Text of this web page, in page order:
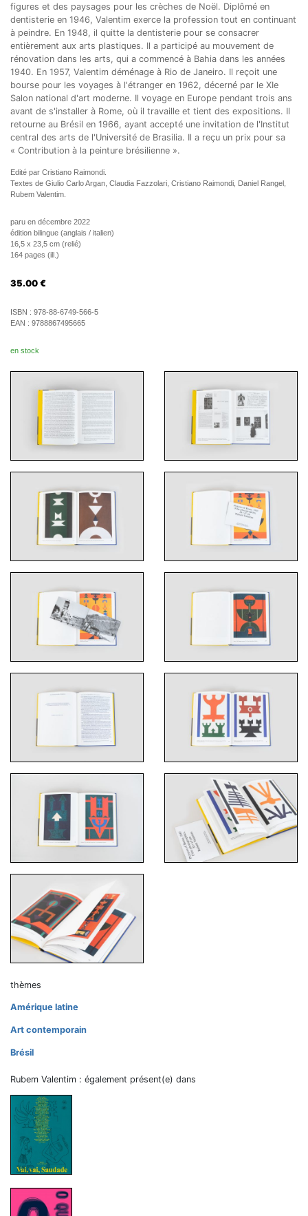
figures et des paysages pour les crèches de Noël. Diplômé en
dentisterie en 1946, Valentim exerce la profession tout en continuant
à peindre. En 1948, il quitte la dentisterie pour se consacrer
entièrement aux arts plastiques. Il a participé au mouvement de
rénovation dans les arts, qui a commencé à Bahia dans les années
1940. En 1957, Valentim déménage à Rio de Janeiro. Il reçoit une
bourse pour les voyages à l'étranger en 1962, décerné par le XIe
Salon national d'art moderne. Il voyage en Europe pendant trois ans
avant de s'installer à Rome, où il travaille et tient des expositions. Il
retourne au Brésil en 1966, ayant accepté une invitation de l'Institut
central des arts de l'Université de Brasilia. Il a reçu un prix pour sa
« Contribution à la peinture brésilienne ».
Edité par Cristiano Raimondi.
Textes de Giulio Carlo Argan, Claudia Fazzolari, Cristiano Raimondi, Daniel Rangel,
Rubem Valentim.
paru en décembre 2022
édition bilingue (anglais / italien)
16,5 x 23,5 cm (relié)
164 pages (ill.)
35.00 €
ISBN : 978-88-6749-566-5
EAN : 9788867495665
en stock
thèmes
Amérique latine
Art contemporain
Brésil
Rubem Valentim : également présent(e) dans